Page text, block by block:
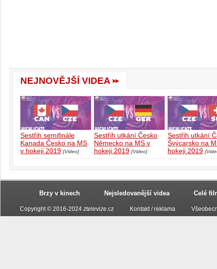
NEJNOVĚJŠÍ VIDEA
Sestřih semifinále
Kanada Česko na MS
v hokeji 2019 [Video]
Sestřih utkání Česko
Německo na MS v
hokeji 2019 [Video]
Sestřih utkání
Švýcarsko na
hokeji 2019
Brzy v kinech Nejsledovanější videa Celé
Copyright © 2016-2024 ztelevize.cz Kontakt / reklama